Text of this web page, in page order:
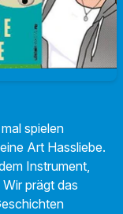
spielen
Art Hassliebe.
Instrument,
prägt das